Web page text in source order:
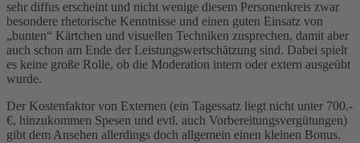
sehr diffus erscheint und nicht wenige diesem Personenkreis zwar
besondere rhetorische Kenntnisse und einen guten Einsatz von
„bunten“ Kärtchen und visuellen Techniken zusprechen, damit aber
auch schon am Ende der Leistungswertschätzung sind. Dabei spielt
es keine große Rolle, ob die Moderation intern oder extern ausgeübt
wurde.
Der Kostenfaktor von Externen (ein Tagessatz liegt nicht unter 700.-
€, hinzukommen Spesen und evtl. auch Vorbereitungsvergütungen)
gibt dem Ansehen allerdings doch allgemein einen kleinen Bonus.